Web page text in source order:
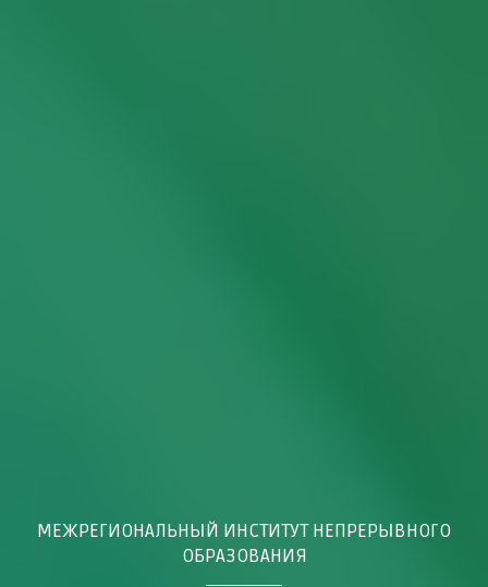
МЕЖРЕГИОНАЛЬНЫЙ ИНСТИТУТ НЕПРЕРЫВНОГО
ОБРАЗОВАНИЯ